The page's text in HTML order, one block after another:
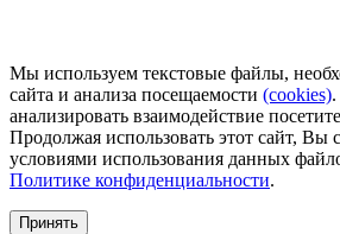
Мы используем текстовые файлы,
сайта и анализа посещаемости (сookies)
анализировать взаимодействие
Продолжая использовать этот сайт, Вы
условиями использования данных
Политике конфиденциальности.
Принять